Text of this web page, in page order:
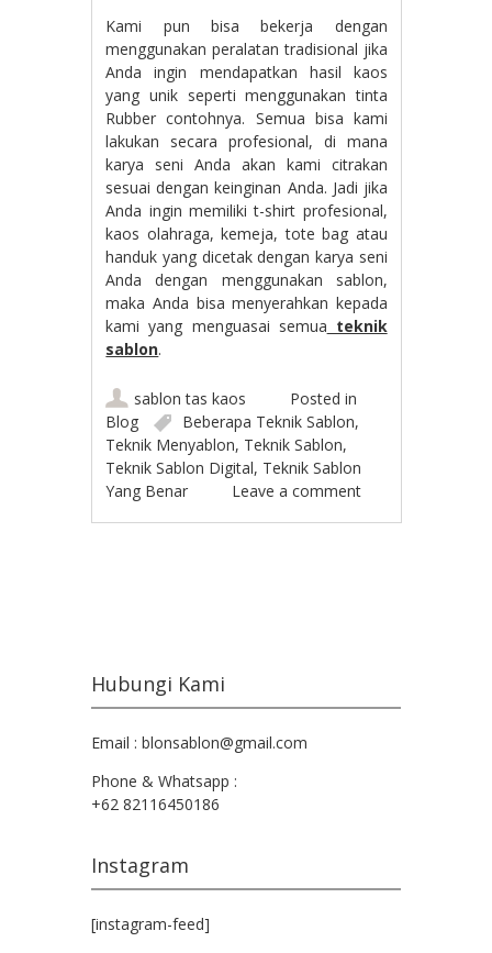
Kami pun bisa bekerja dengan
menggunakan peralatan tradisional jika
Anda ingin mendapatkan hasil kaos
yang unik seperti menggunakan tinta
Rubber contohnya. Semua bisa kami
lakukan secara profesional, di mana
karya seni Anda akan kami citrakan
sesuai dengan keinginan Anda. Jadi jika
Anda ingin memiliki t-shirt profesional,
kaos olahraga, kemeja, tote bag atau
handuk yang dicetak dengan karya seni
Anda dengan menggunakan sablon,
maka Anda bisa menyerahkan kepada
kami yang menguasai semua teknik
sablon.
sablon tas kaos
Posted in
Blog
Beberapa Teknik Sablon,
Teknik Menyablon, Teknik Sablon,
Teknik Sablon Digital, Teknik Sablon
Yang Benar
Leave a comment
Hubungi Kami
Email : blonsablon@gmail.com
Phone & Whatsapp :
+62 82116450186
Instagram
[instagram-feed]